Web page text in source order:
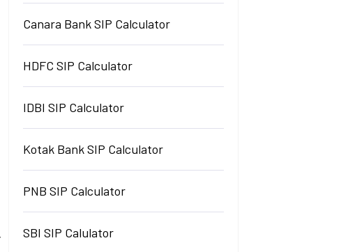
Canara Bank SIP Calculator
HDFC SIP Calculator
IDBI SIP Calculator
Kotak Bank SIP Calculator
PNB SIP Calculator
SBI SIP Calulator